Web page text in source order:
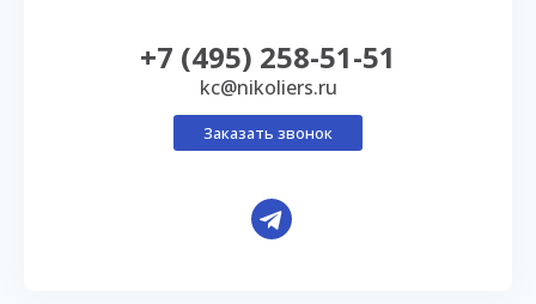
+7 (495) 258-51-51
kc@nikoliers.ru
Заказать звонок